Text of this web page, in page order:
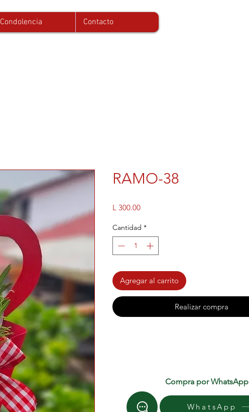
Condolencia Contacto
RAMO-38
L 300.00Precio
Cantidad *
Agregar al carrito
Realizar compra
WhatsApp
Compra por WhatsApp